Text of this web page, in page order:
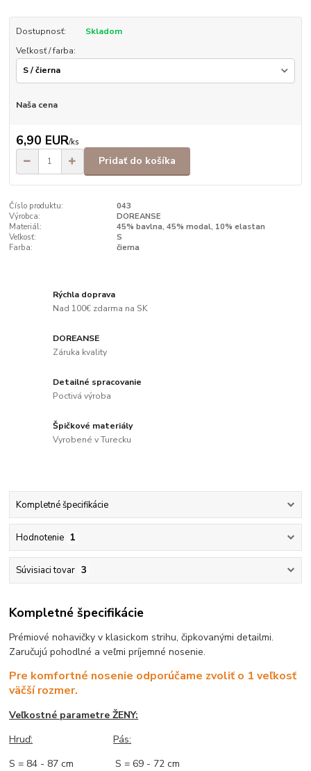
Dostupnosť:
Skladom
Veľkosť / farba:
Naša cena
6,90 EUR/ks
Pridať do košíka
Číslo produktu:
043
Výrobca:
DOREANSE
Materiál:
45% bavlna, 45% modal, 10% elastan
Veľkosť:
S
Farba:
čierna
Rýchla doprava
Nad 100€ zdarma na SK
DOREANSE
Záruka kvality
Detailné spracovanie
Poctivá výroba
Špičkové materiály
Vyrobené v Turecku
Kompletné špecifikácie
Hodnotenie 1
Súvisiaci tovar 3
Kompletné špecifikácie
Prémiové nohavičky v klasickom strihu, čipkovanými detailmi.
Zaručujú pohodlné a veľmi príjemné nosenie.
Pre komfortné nosenie odporúčame zvoliť o 1 veľkosť
väčší rozmer.
Veľkostné parametre ŽENY:
Hruď:
Pás:
S = 84 - 87 cm S = 69 - 72 cm